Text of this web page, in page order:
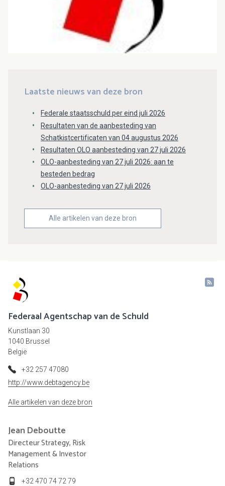
Laatste nieuws van deze bron
Federale staatsschuld per eind juli 2026
Resultaten van de aanbesteding van
Schatkistcertificaten van 04 augustus 2026
Resultaten OLO aanbesteding van 27 juli 2026
OLO-aanbesteding van 27 juli 2026: aan te
besteden bedrag
OLO-aanbesteding van 27 juli 2026
Alle artikelen van deze bron
Federaal Agentschap van de Schuld
Kunstlaan 30
1040 Brussel
België
+32 257 47080
http://www.debtagency.be
Alle artikelen van deze bron
Jean Deboutte
Directeur Strategy, Risk
Management & Investor
Relations
+32 470 74 72 79